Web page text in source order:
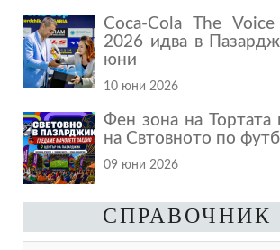
Coca-Cola The Voice
2026 идва в
юни
10 юни 2026
Фен зона на Тортата
на Свтовното по
09 юни 2026
СПРАВОЧНИК